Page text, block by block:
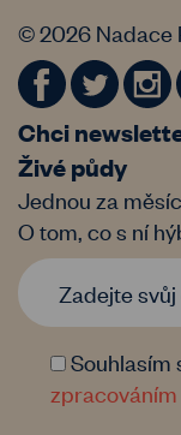
© 2026 Nadace
Chci
Živé půdy
Jednou za
O tom, co s ní
Souhlasím